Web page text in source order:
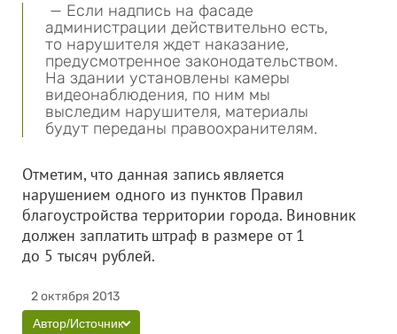
— Если надпись на фасаде
администрации действительно есть,
то нарушителя ждет наказание,
предусмотренное законодательством.
На здании установлены камеры
видеонаблюдения, по ним мы
выследим нарушителя, материалы
будут переданы правоохранителям.
Отметим, что данная запись является
нарушением одного из пунктов Правил
благоустройства территории города. Виновник
должен заплатить штраф в размере от 1
до 5 тысяч рублей.
2 октября 2013
Автор/Источник